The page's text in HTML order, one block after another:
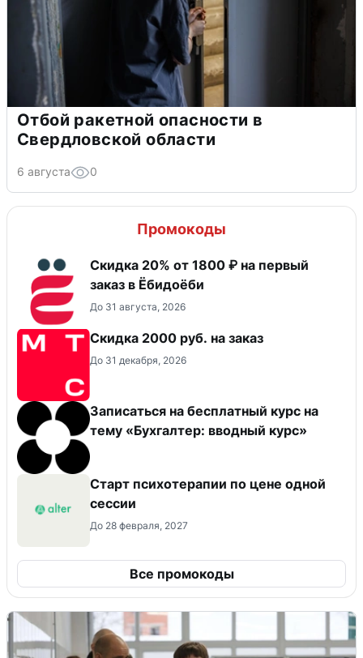
Отбой ракетной опасности в
Свердловской области
6 августа 0
Промокоды
Скидка 20% от 1800 ₽ на первый
заказ в Ёбидоёби
До 31 августа, 2026
Скидка 2000 руб. на заказ
До 31 декабря, 2026
Записаться на бесплатный курс на
тему «Бухгалтер: вводный курс»
Старт психотерапии по цене одной
сессии
До 28 февраля, 2027
Все промокоды